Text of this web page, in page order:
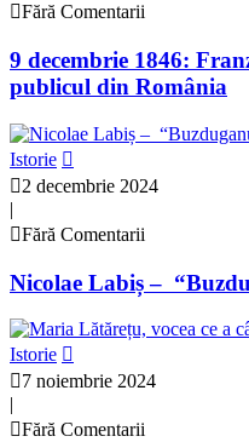
Fără Comentarii
9 decembrie 1846:
publicul din România
Istorie
2 decembrie 2024
|
Fără Comentarii
Nicolae Labiș –
Istorie
7 noiembrie 2024
|
Fără Comentarii